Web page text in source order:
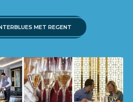
MET REGENT